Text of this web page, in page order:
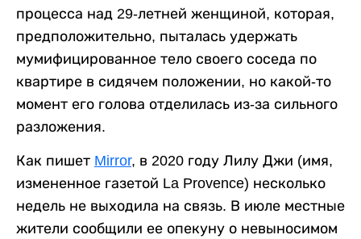
процесса над 29-летней женщиной, которая,
предположительно, пыталась удержать
мумифицированное тело своего соседа по
квартире в сидячем положении, но какой-то
момент его голова отделилась из-за сильного
разложения.
Как пишет Mirror, в 2020 году Лилу Джи (имя,
измененное газетой La Provence) несколько
недель не выходила на связь. В июле местные
жители сообщили ее опекуну о невыносимом